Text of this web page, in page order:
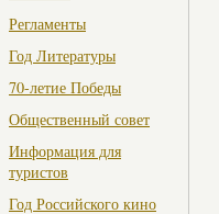
Регламенты
Год Литературы
70-летие Победы
Общественный совет
Информация для
туристов
Год Российского кино